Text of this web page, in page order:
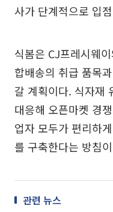
사가 단계적으로 입
식봄은 CJ프레시웨
합배송의 취급 품목
갈 계획이다. 식자재
대응해 오픈마켓 경
업자 모두가 편리하
를 구축한다는 방침
관련 뉴스